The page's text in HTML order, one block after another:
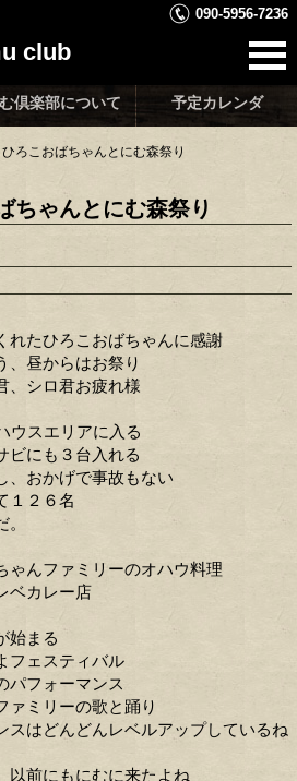
090-5956-7236
club
倶楽部について 予定カレンダ
ろこおばちゃんとにむ森祭り
ちゃんとにむ森祭り
れたひろこおばちゃんに感謝
、昼からはお祭り
、シロ君お疲れ様
ウスエリアに入る
ビにも３台入れる
、おかげで事故もない
１２６名
ゃんファミリーのオハウ料理
ベカレー店
始まる
フェスティバル
パフォーマンス
ァミリーの歌と踊り
スはどんどんレベルアップしているね
以前にもにむに来たよね